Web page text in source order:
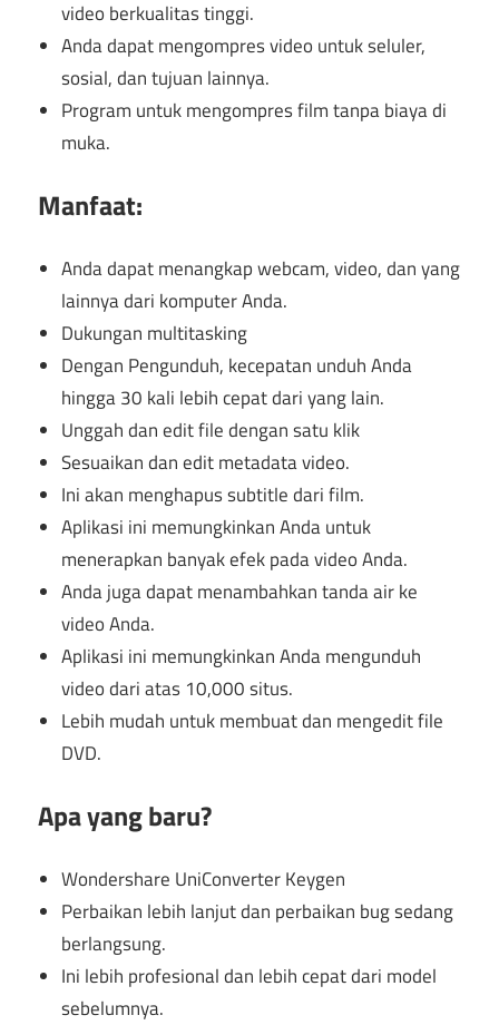
video berkualitas tinggi.
Anda dapat mengompres video untuk seluler,
sosial, dan tujuan lainnya.
Program untuk mengompres film tanpa biaya di
muka.
Manfaat:
Anda dapat menangkap webcam, video, dan yang
lainnya dari komputer Anda.
Dukungan multitasking
Dengan Pengunduh, kecepatan unduh Anda
hingga 30 kali lebih cepat dari yang lain.
Unggah dan edit file dengan satu klik
Sesuaikan dan edit metadata video.
Ini akan menghapus subtitle dari film.
Aplikasi ini memungkinkan Anda untuk
menerapkan banyak efek pada video Anda.
Anda juga dapat menambahkan tanda air ke
video Anda.
Aplikasi ini memungkinkan Anda mengunduh
video dari atas 10,000 situs.
Lebih mudah untuk membuat dan mengedit file
DVD.
Apa yang baru?
Wondershare UniConverter Keygen
Perbaikan lebih lanjut dan perbaikan bug sedang
berlangsung.
Ini lebih profesional dan lebih cepat dari model
sebelumnya.